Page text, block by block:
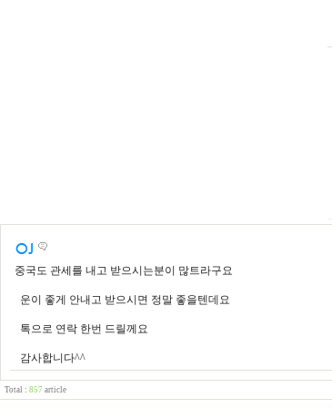
중국도 관세를 내고 받으시는분이 많트라구요
운이 좋게 안내고 받으시면 정말 좋을텐데요
톡으로 연락 한번 드릴께요
감사합니다^^
Total : 857 article